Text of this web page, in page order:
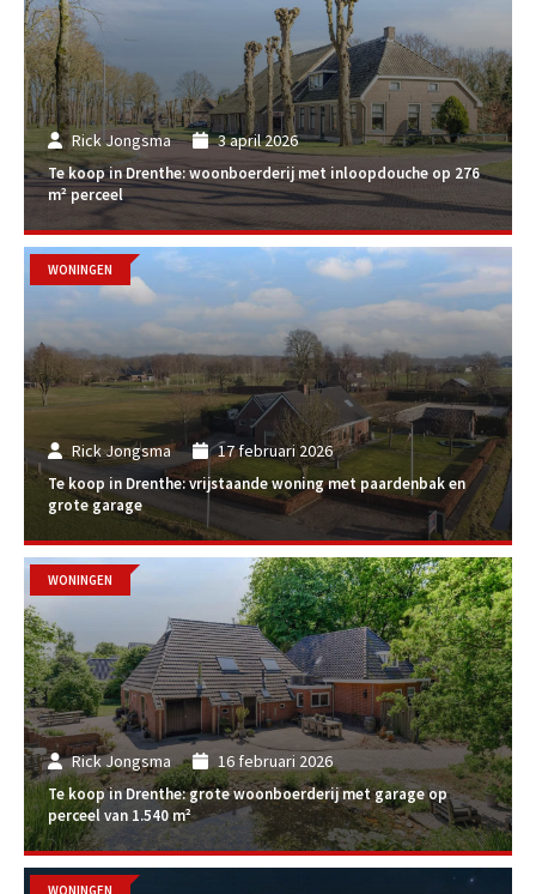
Rick Jongsma 3 april 2026
Te koop in Drenthe: woonboerderij met inloopdouche op 276
m² perceel
Rick Jongsma 17 februari 2026
Te koop in Drenthe: vrijstaande woning met paardenbak en
grote garage
WONINGEN
Rick Jongsma 16 februari 2026
Te koop in Drenthe: grote woonboerderij met garage op
perceel van 1.540 m²
WONINGEN
WONINGEN